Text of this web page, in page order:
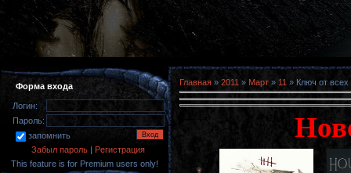
Форма входа
Логин:
Пароль:
запомнить
Забыл пароль | Регистрация
This feature is for Premium users only!
Главная » 2011 » Март » 11 » Ключ от